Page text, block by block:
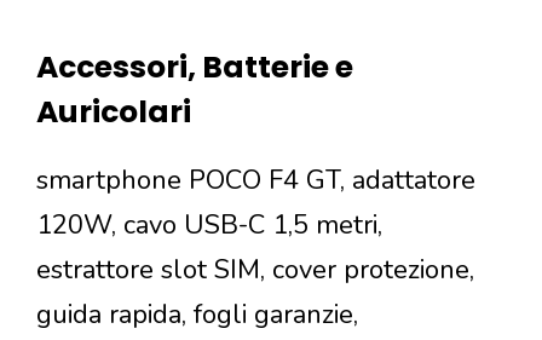
Accessori, Batterie e
Auricolari
smartphone POCO F4 GT, adattatore
120W, cavo USB-C 1,5 metri,
estrattore slot SIM, cover protezione,
guida rapida, fogli garanzie,